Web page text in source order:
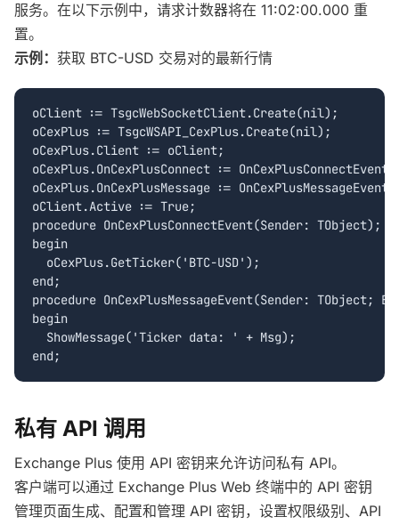
服务。在以下示例中，请求计数器将在 11:02:00.000 重
置。
示例： 获取 BTC-USD 交易对的最新行情
oClient := TsgcWebSocketClient.Create(nil);
oCexPlus := TsgcWSAPI_CexPlus.Create(nil);
oCexPlus.Client := oClient;
oCexPlus.OnCexPlusConnect := OnCexPlusConnectEvent;
oCexPlus.OnCexPlusMessage := OnCexPlusMessageEvent;
oClient.Active := True;
procedure OnCexPlusConnectEvent(Sender: TObject);
begin
  oCexPlus.GetTicker('BTC-USD');
end;
procedure OnCexPlusMessageEvent(Sender: TObject;
begin
  ShowMessage('Ticker data: ' + Msg);
私有 API 调用
Exchange Plus 使用 API 密钥来允许访问私有 API。
客户端可以通过 Exchange Plus Web 终端中的 API 密钥
管理页面生成、配置和管理 API 密钥，设置权限级别、API